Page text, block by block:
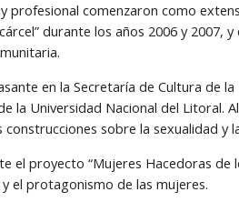
profesional comenzaron como
durante los años 2006 y
en la Secretaría de Cultura de
la Universidad Nacional del
sobre la sexualidad y
el proyecto “Mujeres Hacedoras
el protagonismo de las mujeres.